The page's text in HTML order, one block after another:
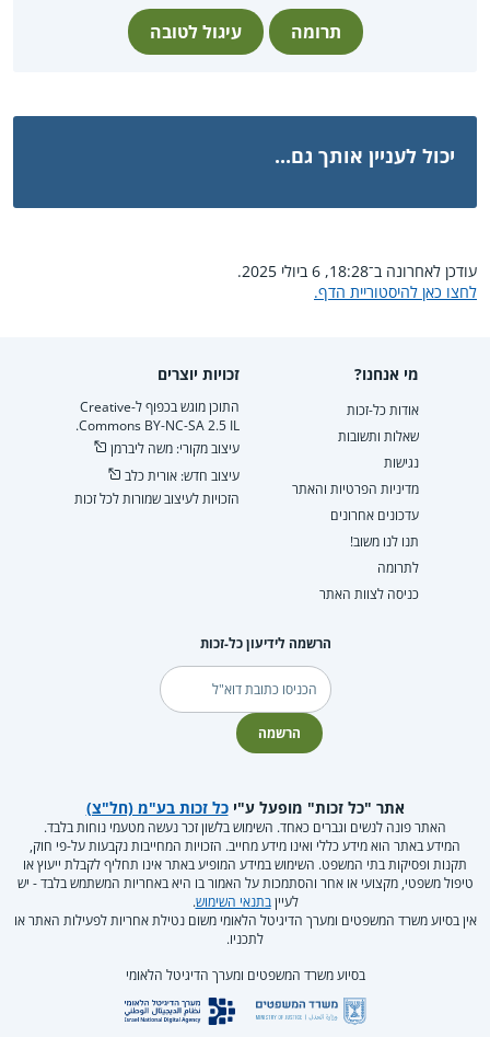
תרומה עיגול לטובה
יכול לעניין אותך גם...
עודכן לאחרונה ב־18:28, 6 ביולי 2025.
לחצו כאן להיסטוריית הדף.
מי אנחנו?
אודות כל-זכות
שאלות ותשובות
נגישות
מדיניות הפרטיות והאתר
עדכונים אחרונים
תנו לנו משוב!
לתרומה
כניסה לצוות האתר
זכויות יוצרים
התוכן מוגש בכפוף ל-Creative
Commons BY-NC-SA 2.5 IL.
עיצוב מקורי: משה ליברמן
עיצוב חדש: אורית כלב
הזכויות לעיצוב שמורות לכל זכות
הרשמה לידיעון כל-זכות
דוא"ל
הרשמה
אתר "כל זכות" מופעל ע"יכל זכות בע"מ (חל"צ)
האתר פונה לנשים וגברים כאחד. השימוש בלשון זכר נעשה מטעמי נוחות בלבד.
המידע באתר הוא מידע כללי ואינו מידע מחייב. הזכויות המחייבות נקבעות על-פי חוק,
תקנות ופסיקות בתי המשפט. השימוש במידע המופיע באתר אינו תחליף לקבלת ייעוץ או
טיפול משפטי, מקצועי או אחר והסתמכות על האמור בו היא באחריות המשתמש בלבד - יש
לעייןבתנאי השימוש.
אין בסיוע משרד המשפטים ומערך הדיגיטל הלאומי משום נטילת אחריות לפעילות האתר או
לתכניו.
בסיוע משרד המשפטים ומערך הדיגיטל הלאומי